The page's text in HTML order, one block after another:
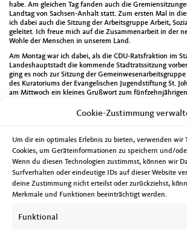
Cookie-Zustimmung
Um dir ein optimales Erlebnis zu bieten, verwenden wir
Cookies, um Geräteinformationen zu speichern und/
Wenn du diesen Technologien zustimmst, können wir
Surfverhalten oder eindeutige IDs auf dieser Website
deine Zustimmung nicht erteilst oder zurückziehst,
Merkmale und Funktionen beeinträchtigt werden.
Funktional
habe. Am gleichen Tag fanden auch die
Landtag von Sachsen-Anhalt statt. Zum ersten Mal in
ich dabei auch die Sitzung der Arbeitsgruppe Arbeit,
geleitet. Ich freue mich auf die Zusammenarbeit in der
Wohle der Menschen in unserem Land.
Am Montag war ich dabei, als die CDU-Ratsfraktion im
Landeshauptstadt die kommende Stadtratssitzung
ging es noch zur Sitzung der
des Kuratoriums der Evangelischen Jugendstiftung St.
am Mittwoch ein kleines Grußwort zum
https://www.stejh.de/seit-15-jahren-ein-weltoffener-
unsere-dreisprachige-internationale-grundschule-feiert-
Freitag. Dank zahlreicher Unterstützer wurden 1.500
Kinderheime gesammelt. Herzlichen Dank allen
weiter nach Pechau, wo der SV Pechau einen neuen
einweihen konnte. Das gezeigte Programm gab einen
Vielfältigkeit des Pferdesports. Die
Feuerwehr Prester besuchte ich am Samstagmorgen.
Hochwasserereignisse machen deutlich, dass man das
Russland Sachsen-Anhalt e.V. bei der ich an einer